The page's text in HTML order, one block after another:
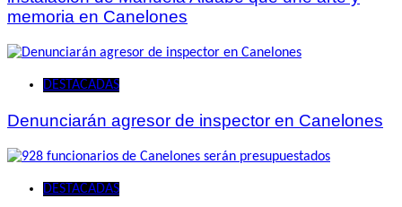
memoria en Canelones
DESTACADAS
Denunciarán agresor de inspector en Canelones
DESTACADAS